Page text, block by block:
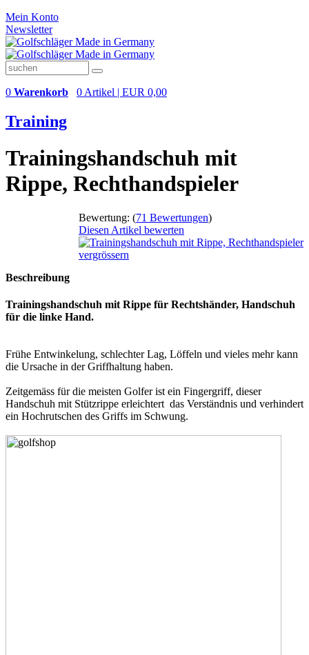
Mein Konto
Newsletter
0 Warenkorb 0 Artikel | EUR 0,00
Training
Trainingshandschuh mit
Rippe, Rechthandspieler
Bewertung: (71 Bewertungen)
Diesen Artikel bewerten
vergrössern
Beschreibung
Trainingshandschuh mit Rippe für Rechtshänder, Handschuh
für die linke Hand.
Frühe Entwinkelung, schlechter Lag, Löffeln und vieles mehr kann
die Ursache in der Griffhaltung haben.
Zeitgemäss für die meisten Golfer ist ein Fingergriff, dieser
Handschuh mit Stützrippe erleichtert das Verständnis und verhindert
ein Hochrutschen des Griffs im Schwung.